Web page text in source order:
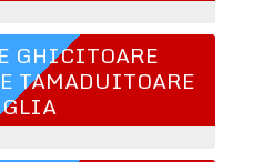
GHICITOARE
TAMADUITOARE